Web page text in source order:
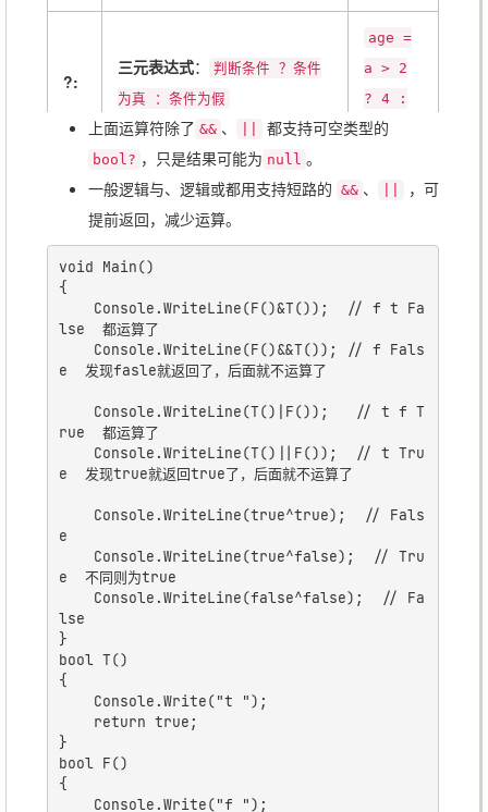
?:
三元表达式：
判断条件 ？条件
为真 ：条件为假
age =
a > 2
? 4 :
2
上面运算符除了 && 、 都支持可空类型的
bool? ，只是结果可能为 null 。
一般逻辑与、逻辑或都用支持短路的 && 、
，可
提前返回，减少运算。
void Main()
{
lse  都运算了
e  发现fasle就返回了，后面就不运算了
rue  都运算了
e  发现true就返回true了，后面就不运算了
e
e  不同则为true
lse
}
bool T()
{
}
bool F()
{